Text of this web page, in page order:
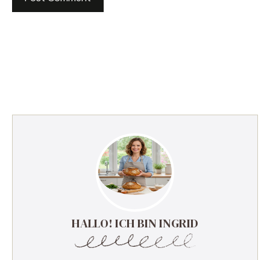
HALLO! ICH BIN INGRID